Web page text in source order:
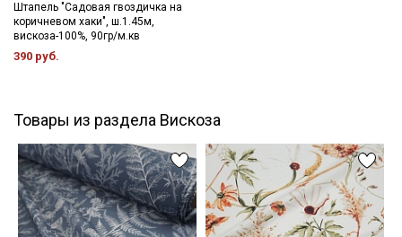
Штапель "Садовая гвоздичка на
коричневом хаки", ш.1.45м,
вискоза-100%, 90гр/м.кв
390 руб.
Товары из раздела Вискоза